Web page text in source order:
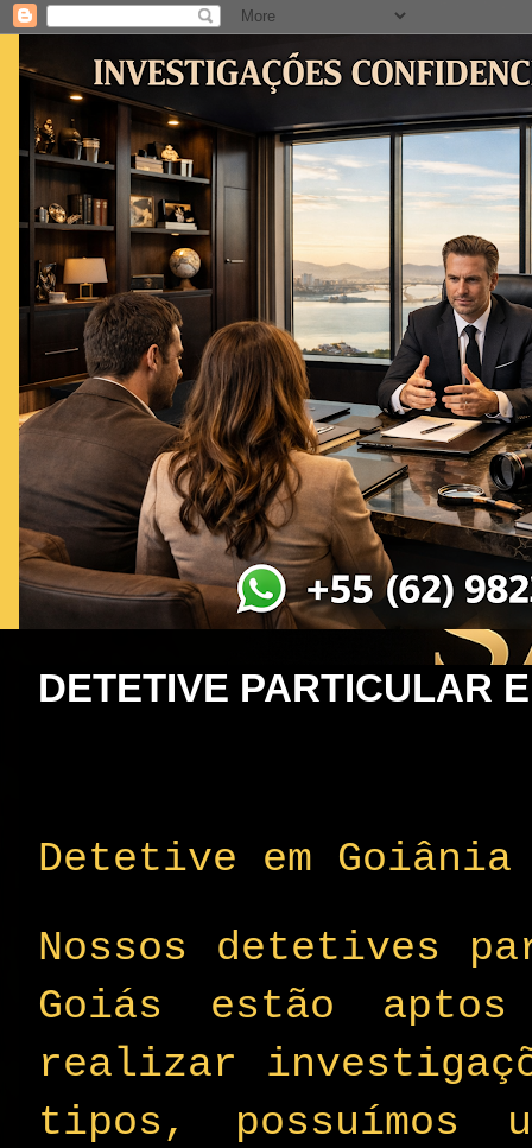
DETETIVE PARTICULAR
Detetive em Goiânia
Nossos detetives
Goiás estão
realizar
tipos, possuímos